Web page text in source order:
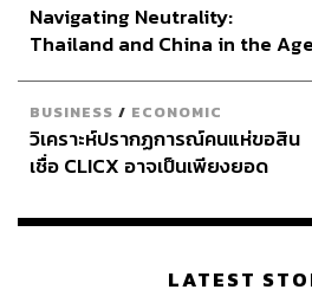
Navigating Neutrality:
Thailand and China in the Age
BUSINESS / ECONOMIC
วิเคราะห์ปรากฏการณ์คนแห่ขอสิน
เชื่อ CLICX อาจเป็นเพียงยอด
เรือนไทยที่ถูกซุกไว้
LATEST